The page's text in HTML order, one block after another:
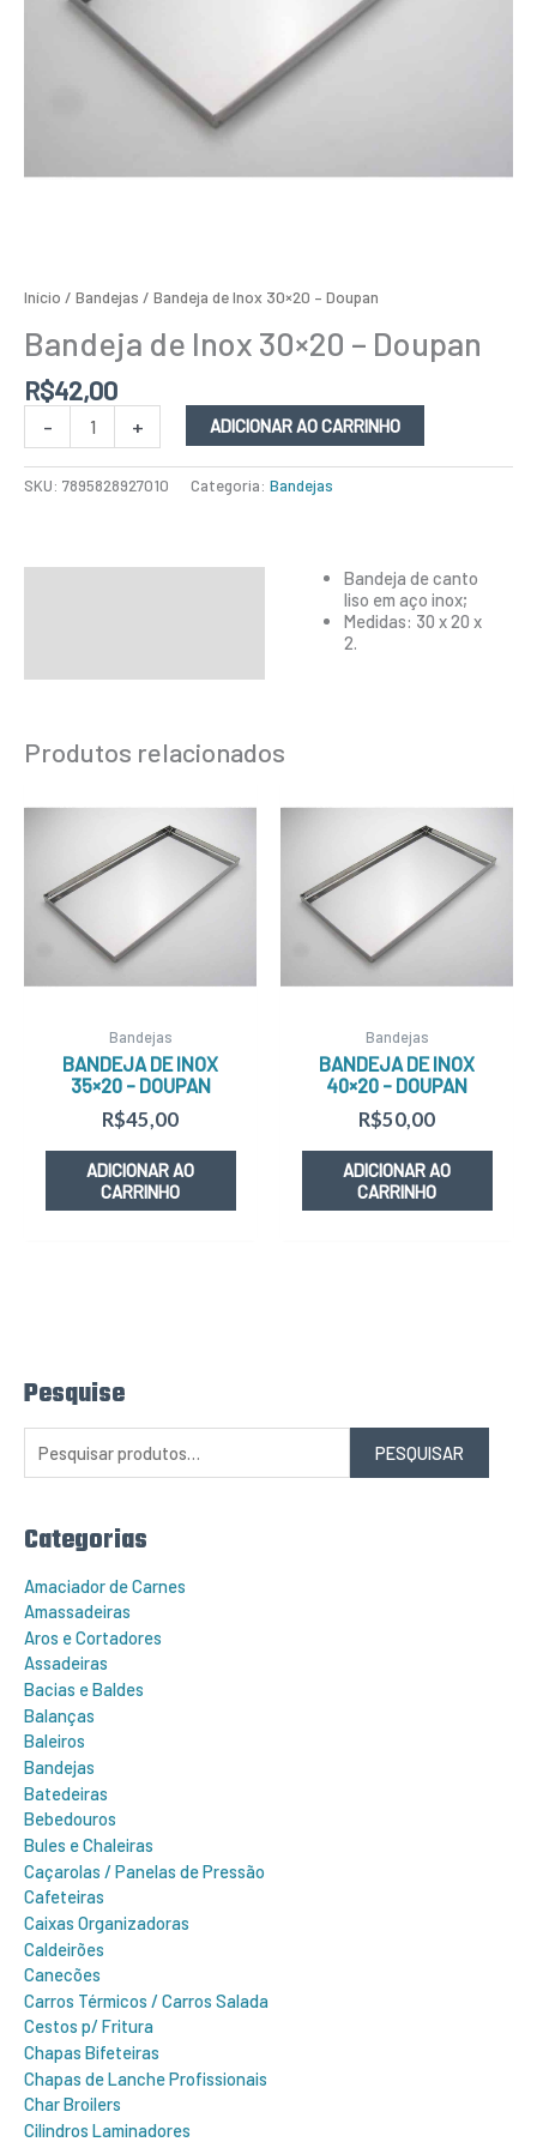
Pesquise
P
e
i
p
:
PESQUISAR
Categorias
Amaciador de Carnes
Amassadeiras
Aros e Cortadores
Assadeiras
Bacias e Baldes
Balanças
Baleiros
Bandejas
Batedeiras
Bebedouros
Bules e Chaleiras
Caçarolas / Panelas de Pressão
Cafeteiras
Caixas Organizadoras
Caldeirões
Canecões
Carros Térmicos / Carros Salada
Cestos p/ Fritura
Chapas Bifeteiras
Chapas de Lanche Profissionais
Char Broilers
Cilindros Laminadores
Início / Bandejas / Bandeja de Inox 30×20 – Doupan
Bandeja de Inox 30×20 – Doupan
R$42,00
- + ADICIONAR AO CARRINHO
SKU: 7895828927010 Categoria: Bandejas
Bandeja de canto
liso em aço inox;
Medidas: 30 x 20 x
2.
Produtos relacionados
Bandejas
BANDEJA DE INOX
35×20 – DOUPAN
R$45,00
ADICIONAR AO
CARRINHO
Bandejas
BANDEJA DE INOX
40×20 – DOUPAN
R$50,00
ADICIONAR AO
CARRINHO